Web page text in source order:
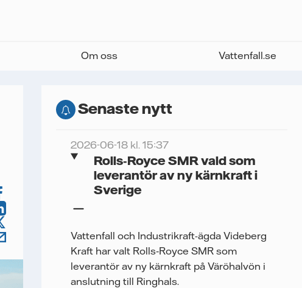
Om oss Vattenfall.se
Senaste nytt
2026-06-18 kl. 15:37
Rolls‑Royce SMR vald som
leverantör av ny kärnkraft i
Sverige
Vattenfall och Industrikraft-ägda Videberg
Kraft har valt Rolls‑Royce SMR som
leverantör av ny kärnkraft på Väröhalvön i
anslutning till Ringhals.